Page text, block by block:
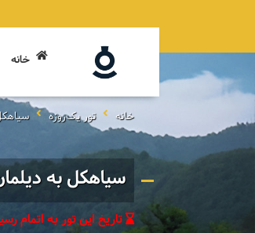
خانه
خانه تور یک‌روزه
سیاهکل به
تاریخ این تور به اتمام